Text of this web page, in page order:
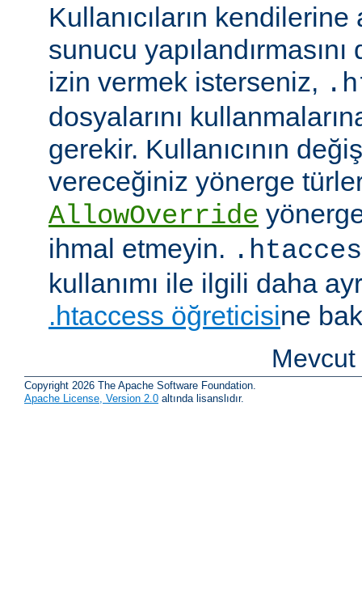
Kullanıcıların
sunucu
izin vermek isterseniz,
dosyalarını
gerekir. Kullanıcının
vereceğiniz yönerge
AllowOverride
ihmal etmeyin.
kullanımı ile ilgili daha
.htaccess öğreticisine
Copyright 2026 The Apache Software Foundation.
Apache License, Version 2.0 altında lisanslıdır.